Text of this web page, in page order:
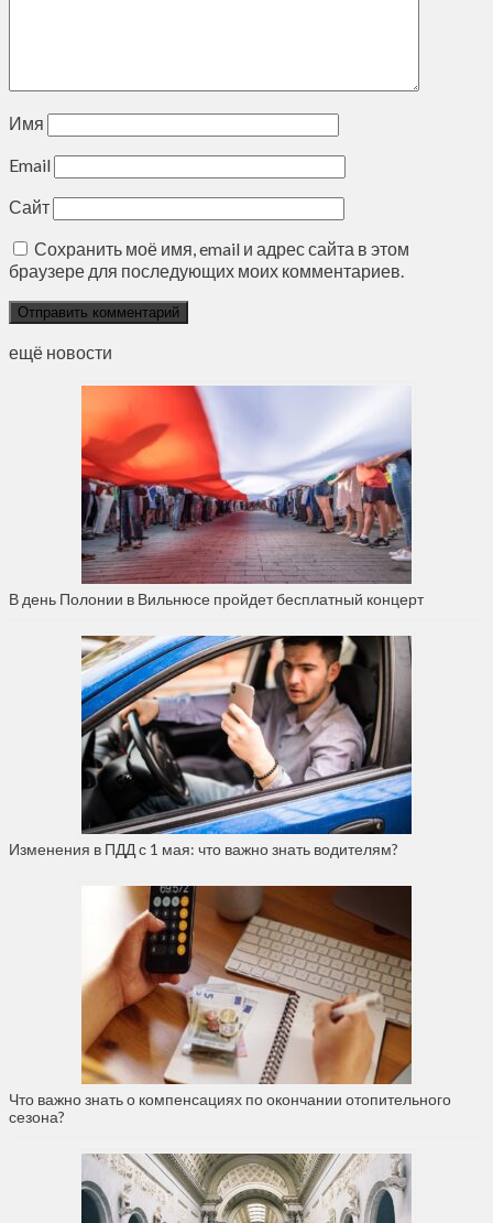
Имя
Email
Сайт
Сохранить моё имя, email и адрес сайта в этом
браузере для последующих моих комментариев.
ещё новости
В день Полонии в Вильнюсе пройдет бесплатный концерт
Изменения в ПДД с 1 мая: что важно знать водителям?
Что важно знать о компенсациях по окончании отопительного
сезона?